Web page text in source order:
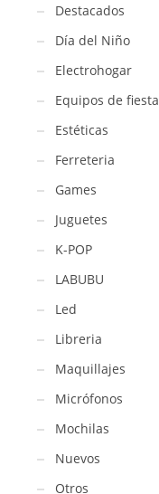
Destacados
Día del Niño
Electrohogar
Equipos de fiesta
Estéticas
Ferreteria
Games
Juguetes
K-POP
LABUBU
Led
Libreria
Maquillajes
Micrófonos
Mochilas
Nuevos
Otros